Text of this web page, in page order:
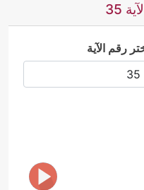
35
رقم الآية